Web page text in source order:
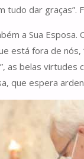
tudo dar
a Sua
está fora de
as belas
que espera